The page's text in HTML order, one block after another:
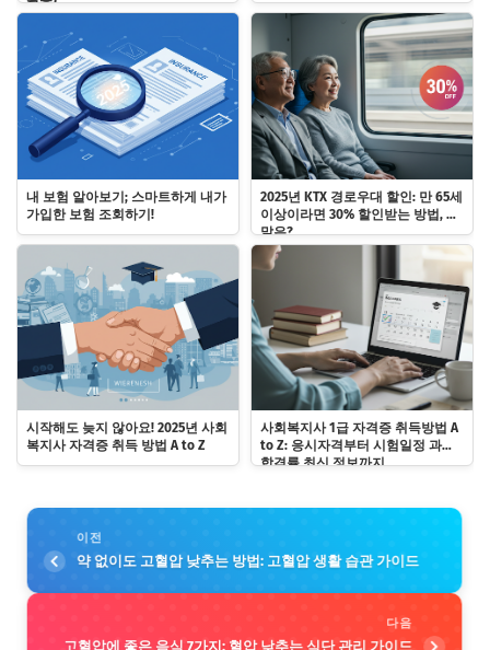
내 보험 알아보기; 스마트하게 내가
가입한 보험 조회하기!
2025년 KTX 경로우대 할인: 만 65세
이상이라면 30% 할인받는 방법, 주
말은?
시작해도 늦지 않아요! 2025년 사회
복지사 자격증 취득 방법 A to Z
사회복지사 1급 자격증 취득방법 A
to Z: 응시자격부터 시험일정 과목,
합격률 최신 정보까지
이전
약 없이도 고혈압 낮추는 방법: 고혈압 생활 습관 가이드
다음
고혈압에 좋은 음식 7가지: 혈압 낮추는 식단 관리 가이드